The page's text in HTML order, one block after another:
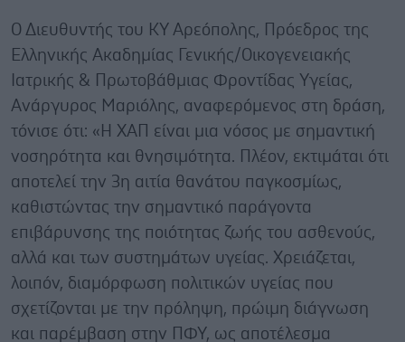
Ο Διευθυντής του ΚΥ Αρεόπολης, Πρόεδρος της
Ελληνικής Ακαδημίας Γενικής/Οικογενειακής
Ιατρικής & Πρωτοβάθμιας Φροντίδας Υγείας,
Ανάργυρος Μαριόλης, αναφερόμενος στη δράση,
τόνισε ότι: «Η ΧΑΠ είναι μια νόσος με σημαντική
νοσηρότητα και θνησιμότητα. Πλέον, εκτιμάται ότι
αποτελεί την 3η αιτία θανάτου παγκοσμίως,
καθιστώντας την σημαντικό παράγοντα
επιβάρυνσης της ποιότητας ζωής του ασθενούς,
αλλά και των συστημάτων υγείας. Χρειάζεται,
λοιπόν, διαμόρφωση πολιτικών υγείας που
σχετίζονται με την πρόληψη, πρώιμη διάγνωση
και παρέμβαση στην ΠΦΥ, ως αποτέλεσμα